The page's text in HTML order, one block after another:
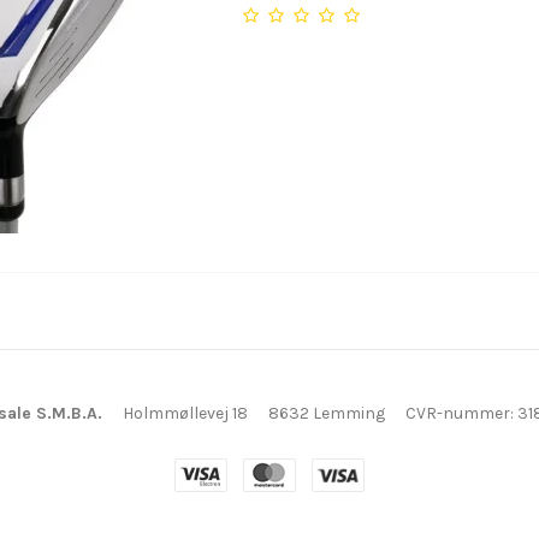
S.M.B.A. Holmmøllevej 18 8632 Lemming CVR-nummer: